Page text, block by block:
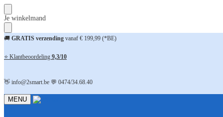
Skip
to
navigation
Skip
to
content
Je winkelmand
🚚 GRATIS verzending vanaf € 199,99 (*BE)
⭐ Klantbeoordeling 9,3/10
👋 info@2smart.be 💬 0474/34.68.40
MENU